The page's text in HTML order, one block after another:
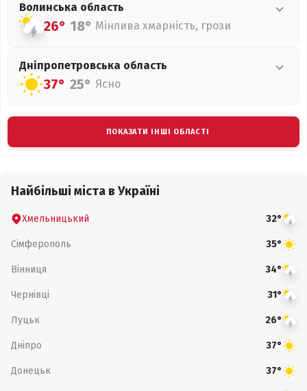
Волинська область
26° 18° Мінлива хмарність, грози
Дніпропетровська область
37° 25° Ясно
ПОКАЗАТИ ІНШІ ОБЛАСТІ
Найбільші міста в Україні
Хмельницький 32°
Сімферополь 35°
Вінниця 34°
Чернівці 31°
Луцьк 26°
Дніпро 37°
Донецьк 37°